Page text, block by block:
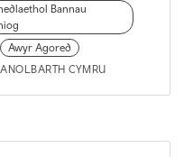
Bannau
Awyr Agored
CYMRU